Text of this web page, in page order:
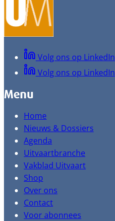
Volg ons op LinkedIn
Volg ons op LinkedIn
Menu
Home
Nieuws & Dossiers
Agenda
Uitvaartbranche
Vakblad Uitvaart
Shop
Over ons
Contact
Voor abonnees